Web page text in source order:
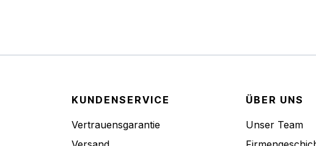
KUNDENSERVICE
Vertrauensgarantie
ÜBER UNS
Unser Team